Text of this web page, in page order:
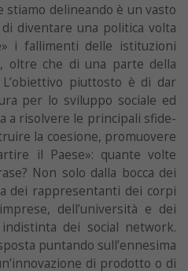
stiamo delineando è un vasto
diventare una politica volta
i fallimenti delle istituzioni
oltre che di una parte della
L’obiettivo piuttosto è di dar
per lo sviluppo sociale ed
a risolvere le principali sfide-
la coesione, promuovere
il Paese»: quante volte
Non solo dalla bocca dei
dei rappresentanti dei corpi
dell’università e dei
dei social network.
puntando sull’ennesima
di prodotto o di